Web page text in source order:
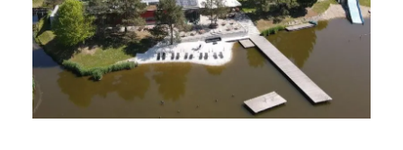
Kundmachungen